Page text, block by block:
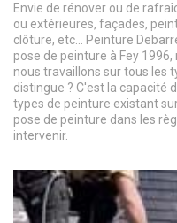
Envie de rénover ou de
ou extérieures, façades,
clôture, etc... Peinture
pose de peinture à Fey
nous travaillons sur tous les
distingue ? C'est la capacité
types de peinture existant
pose de peinture dans les
intervenir.